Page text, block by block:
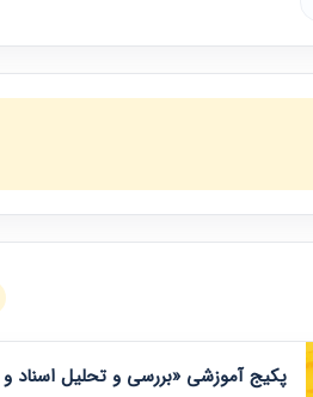
پکیج آموزشی «بررسی و تحلیل اسناد